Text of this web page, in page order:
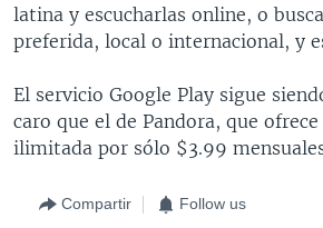
latina y escucharlas online, o
preferida, local o internacional, y
El servicio Google Play sigue
caro que el de Pandora, que
ilimitada por sólo $3.99
Compartir Follow us